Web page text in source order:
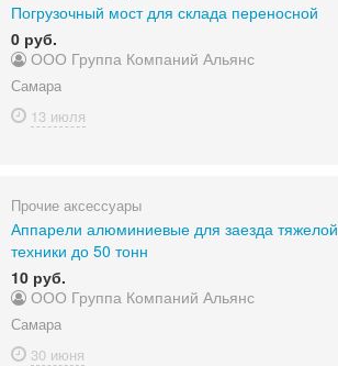
Погрузочный мост для склада переносной
0 руб.
ООО Группа Компаний Альянс
Самара
13 июля
Прочие аксессуары
Аппарели алюминиевые для заезда тяжелой
техники до 50 тонн
10 руб.
ООО Группа Компаний Альянс
Самара
30 июня